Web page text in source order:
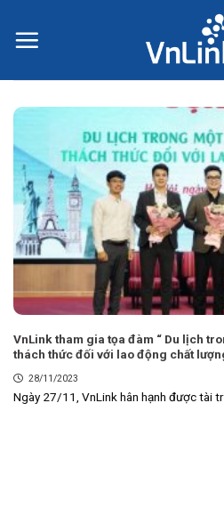
VnLink tham gia tọa đàm “ Du lịch
thách thức đối với lao động chất
28/11/2023
Ngày 27/11, VnLink hân hạnh được tài